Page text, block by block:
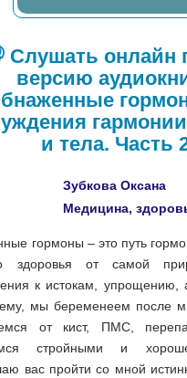
Слушать онлайн
версию
и тела. Часть
Зубкова Оксана
Медицина,
гормоны – это путь
здоровья от самой
к истокам, упрощению,
мы беременеем после
от кист, ПМС,
стройными и
вас пройти со мной